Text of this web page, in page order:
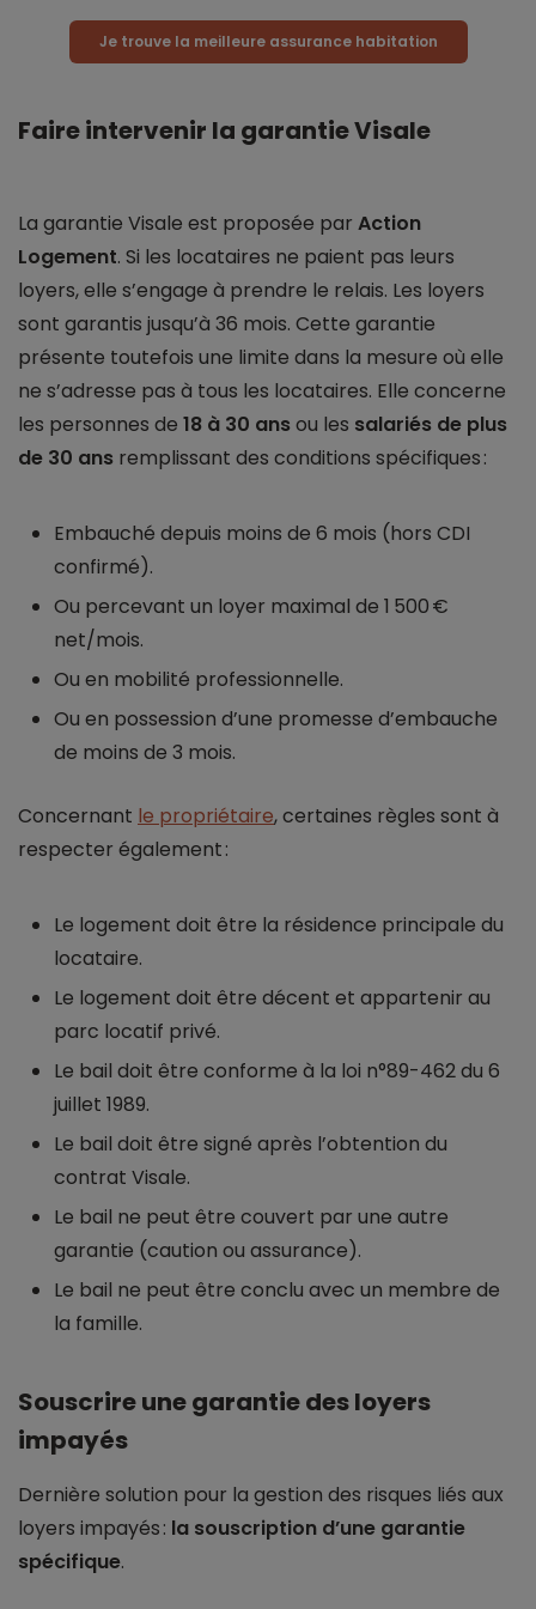
Je trouve la meilleure assurance habitation
Faire intervenir la garantie Visale
La garantie Visale est proposée par Action
Logement. Si les locataires ne paient pas leurs
loyers, elle s’engage à prendre le relais. Les loyers
sont garantis jusqu’à 36 mois. Cette garantie
présente toutefois une limite dans la mesure où elle
ne s’adresse pas à tous les locataires. Elle concerne
les personnes de 18 à 30 ansou les salariés de plus
de 30 ans remplissant des conditions spécifiques :
Embauché depuis moins de 6 mois (hors CDI
confirmé).
Ou percevant un loyer maximal de 1 500 €
net/mois.
Ou en mobilité professionnelle.
Ou en possession d’une promesse d’embauche
de moins de 3 mois.
Concernant le propriétaire, certaines règles sont à
respecter également :
Le logement doit être la résidence principale du
locataire.
Le logement doit être décent et appartenir au
parc locatif privé.
Le bail doit être conforme à la loi n°89-462 du 6
juillet 1989.
Le bail doit être signé après l’obtention du
contrat Visale.
Le bail ne peut être couvert par une autre
garantie (caution ou assurance).
Le bail ne peut être conclu avec un membre de
la famille.
Souscrire une garantie des loyers
impayés
Dernière solution pour la gestion des risques liés aux
loyers impayés : la souscription d’une garantie
spécifique.